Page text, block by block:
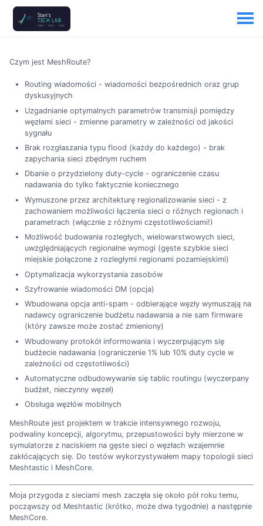
Czym jest MeshRoute?
Routing wiadomości - wiadomości bezpośrednich oraz grup
dyskusyjnych
Uzgadnianie optymalnych parametrów transmisji pomiędzy
węzłami sieci - zmienne parametry w zależności od jakości
sygnału
Brak rozgłaszania typu flood (każdy do każdego) - brak
zapychania sieci zbędnym ruchem
Dbanie o przydzielony duty-cycle - ograniczenie czasu
nadawania do tylko faktycznie koniecznego
Wymuszone przez architekturę regionalizowanie sieci - z
zachowaniem możliwości łączenia sieci o różnych regionach i
parametrach (włącznie z różnymi częstotliwościami!)
Możliwość budowania rozległych, wielowarstwowych sieci,
uwzględniających regionalne wymogi (gęste szybkie sieci
miejskie połączone z rozległymi regionami pozamiejskimi)
Optymalizacja wykorzystania zasobów
Szyfrowanie wiadomości DM (opcja)
Wbudowana opcja anti-spam - odbierające węzły wymuszają na
nadawcy ograniczenie budżetu nadawania a nie sam firmware
(który zawsze może zostać zmieniony)
Wbudowany protokół informowania i wyczerpującym się
budżecie nadawania (ograniczenie 1% lub 10% duty cycle w
zależności od częstotliwości)
Automatyczne odbudowywanie się tablic routingu (wyczerpany
budżet, nieczynny węzeł)
Obsługa węzłów mobilnych
MeshRoute jest projektem w trakcie intensywnego rozwoju,
podwaliny koncepcji, algorytmu, przepustowości były mierzone w
symulatorze z naciskiem na gęste sieci o węzłach wzajemnie
zakłócających się. Do testów wykorzystywałem mapy topologii sieci
Meshtastic i MeshCore.
Moja przygoda z sieciami mesh zaczęła się około pół roku temu,
począwszy od Meshtastic (krótko, może dwa tygodnie) a następnie
MeshCore.